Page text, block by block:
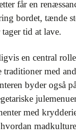
får en
bordet, tænde
tid at lave.
en central
traditioner med
byder også
med